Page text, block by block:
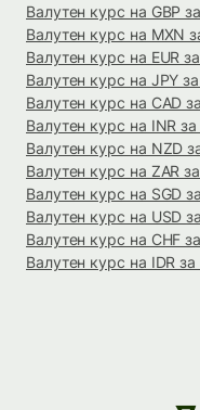
Валутен курс на GBP
Валутен курс на MXN
Валутен курс на EUR
Валутен курс на JPY
Валутен курс на CAD
Валутен курс на INR
Валутен курс на NZD
Валутен курс на ZAR
Валутен курс на SGD
Валутен курс на USD
Валутен курс на CHF
Валутен курс на IDR